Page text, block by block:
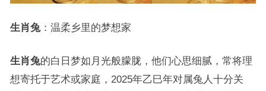
生肖兔：温柔乡里的梦想家
生肖兔的白日梦如月光般朦胧，他们心思细腻，常将理
想寄托于艺术或家庭，2025年乙巳年对属兔人十分关